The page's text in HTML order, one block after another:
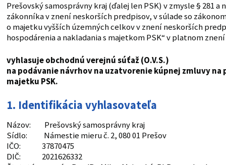
Prešovský samosprávny kraj (ďalej len PSK) v zmysle § 281 a
zákonníka v znení neskorších predpisov, v súlade so zákonom
o majetku vyšších územných celkov v znení neskorších
hospodárenia a nakladania s majetkom PSK“ v platnom znení
vyhlasuje obchodnú verejnú súťaž (O.V.S.)
na podávanie návrhov na uzatvorenie kúpnej zmluvy
majetku PSK.
1. Identifikácia vyhlasovateľa
Názov: Prešovský samosprávny kraj
Sídlo: Námestie mieru č. 2, 080 01 Prešov
IČO: 37870475
DIČ: 2021626332